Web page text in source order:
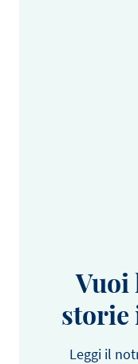
Vuoi
storie
Leggi il